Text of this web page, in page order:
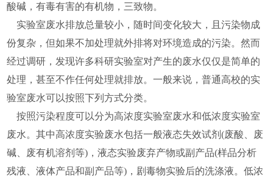
酸碱，有毒有害的有机物，三致物。
实验室废水排放总量较小，随时间变化较大，且污染物成
份复杂，但如果不加处理就外排将对环境造成的污染。然而
经过调研，发现许多科研实验室对产生的废水仅仅是简单的
处理，甚至不作任何处理就排放。一般来说，普通高校的实
验室废水可以按照下列方式分类。
按照污染程度可以分为高浓度实验室废水和低浓度实验室
废水。其中高浓度实验废水包括一般液态失效试剂(废酸、废
碱、废有机溶剂等)，液态实验废弃产物或副产品(样品分析
残液、液体产品和副产品等)，剧毒物实验后的洗涤液。低浓